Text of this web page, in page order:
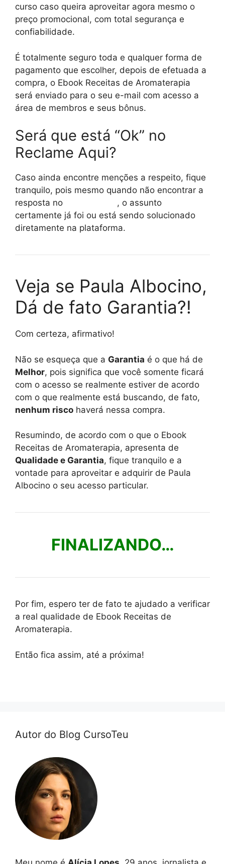
curso caso queira aproveitar agora mesmo o
preço promocional, com total segurança e
confiabilidade.
É totalmente seguro toda e qualquer forma de
pagamento que escolher, depois de efetuada a
compra, o Ebook Receitas de Aromaterapia
será enviado para o seu e-mail com acesso a
área de membros e seus bônus.
Será que está “Ok” no
Reclame Aqui?
Caso ainda encontre menções a respeito, fique
tranquilo, pois mesmo quando não encontrar a
resposta no
, o assunto
certamente já foi ou está sendo solucionado
diretamente na plataforma.
Veja se Paula Albocino,
Dá de fato Garantia?!
Com certeza, afirmativo!
Não se esqueça que a Garantia é o que há de
Melhor, pois significa que você somente ficará
com o acesso se realmente estiver de acordo
com o que realmente está buscando, de fato,
nenhum risco haverá nessa compra.
Resumindo, de acordo com o que o Ebook
Receitas de Aromaterapia, apresenta de
Qualidade e Garantia, fique tranquilo e a
vontade para aproveitar e adquirir de Paula
Albocino o seu acesso particular.
FINALIZANDO…
Por fim, espero ter de fato te ajudado a verificar
a real qualidade de Ebook Receitas de
Aromaterapia.
Então fica assim, até a próxima!
Autor do Blog CursoTeu